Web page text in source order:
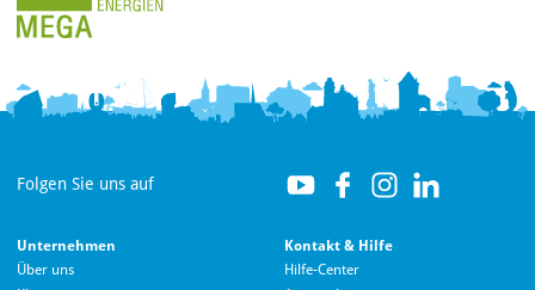
Folgen Sie uns auf
Unternehmen
Über uns
Kontakt & Hilfe
Hilfe-Center